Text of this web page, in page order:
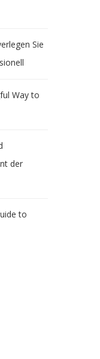
Sie
Way to
der
to